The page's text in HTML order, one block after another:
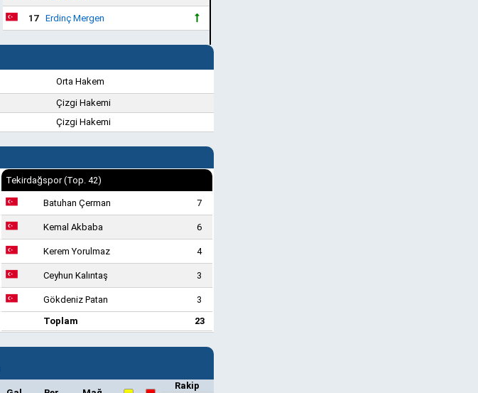
17 Erdinç Mergen
Orta Hakem
Çizgi Hakemi
Çizgi Hakemi
Tekirdağspor (Top. 42)
Batuhan Çerman 7
Kemal Akbaba 6
Kerem Yorulmaz 4
Ceyhun Kalıntaş 3
Gökdeniz Patan
3
Toplam
23
Rakip